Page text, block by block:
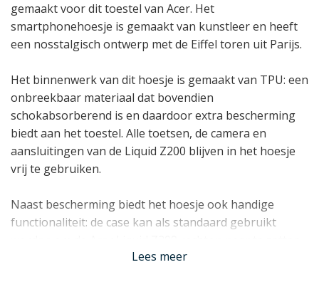
gemaakt voor dit toestel van Acer. Het
smartphonehoesje is gemaakt van kunstleer en heeft
een nosstalgisch ontwerp met de Eiffel toren uit Parijs.
Het binnenwerk van dit hoesje is gemaakt van TPU: een
onbreekbaar materiaal dat bovendien
schokabsorberend is en daardoor extra bescherming
biedt aan het toestel. Alle toetsen, de camera en
aansluitingen van de Liquid Z200 blijven in het hoesje
vrij te gebruiken.
Naast bescherming biedt het hoesje ook handige
functionaliteit: de case kan als standaard gebruikt
en er zijn handige vakjes waarin pasjes, bonnetjes en
Lees meer